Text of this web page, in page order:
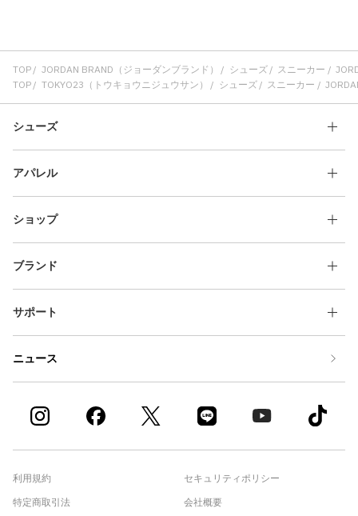
TOP JORDAN BRAND（ジョーダンブランド） シューズ スニーカー
TOP
TOKYO23（トウキョウニジュウサン） シューズ スニーカー
シューズ
アパレル
ショップ
ブランド
サポート
ニュース
利用規約
特定商取引法
セキュリティポリシー
会社概要